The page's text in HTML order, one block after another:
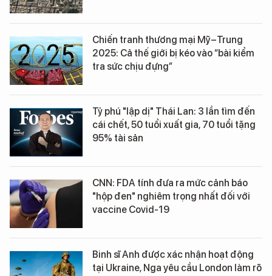
Chiến tranh thương mại Mỹ–Trung
2025: Cả thế giới bị kéo vào “bài kiểm
tra sức chịu đựng”
Tỷ phú "lập dị" Thái Lan: 3 lần tìm đến
cái chết, 50 tuổi xuất gia, 70 tuổi tặng
95% tài sản
CNN: FDA tính đưa ra mức cảnh báo
"hộp đen" nghiêm trọng nhất đối với
vaccine Covid-19
Binh sĩ Anh được xác nhận hoạt động
tại Ukraine, Nga yêu cầu London làm rõ